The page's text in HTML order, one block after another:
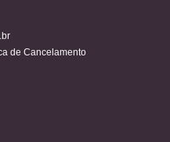
de Cancelamento